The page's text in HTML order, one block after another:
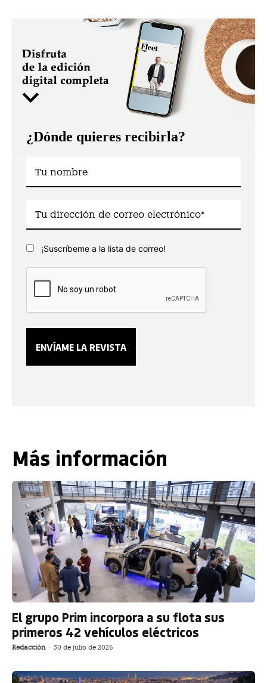
¿Dónde quieres recibirla?
¡Suscríbeme a la lista de correo!
Más información
El grupo Prim incorpora a su flota sus
primeros 42 vehículos eléctricos
Redacción - 30 de julio de 2026